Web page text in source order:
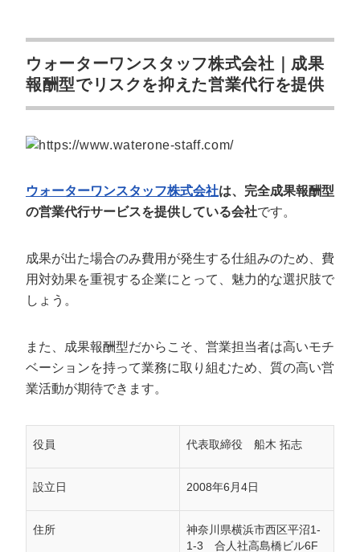
ウォーターワンスタッフ株式会社｜成果
報酬型でリスクを抑えた営業代行を提供
ウォーターワンスタッフ株式会社は、完全成果報酬型
の営業代行サービスを提供している会社です。
成果が出た場合のみ費用が発生する仕組みのため、費
用対効果を重視する企業にとって、魅力的な選択肢で
しょう。
また、成果報酬型だからこそ、営業担当者は高いモチ
ベーションを持って業務に取り組むため、質の高い営
業活動が期待できます。
役員 代表取締役 船木 拓志
設立日 2008年6月4日
住所
神奈川県横浜市西区平沼1-
1-3 合人社高島橋ビル6F